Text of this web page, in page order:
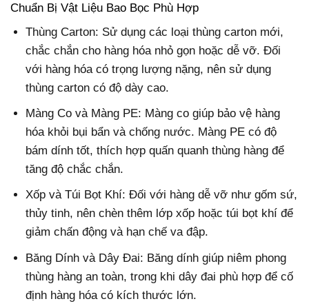
Chuẩn Bị Vật Liệu Bao Bọc Phù Hợp
Thùng Carton: Sử dụng các loại thùng carton mới,
chắc chắn cho hàng hóa nhỏ gọn hoặc dễ vỡ. Đối
với hàng hóa có trọng lượng nặng, nên sử dụng
thùng carton có độ dày cao.
Màng Co và Màng PE: Màng co giúp bảo vệ hàng
hóa khỏi bụi bẩn và chống nước. Màng PE có độ
bám dính tốt, thích hợp quấn quanh thùng hàng để
tăng độ chắc chắn.
Xốp và Túi Bọt Khí: Đối với hàng dễ vỡ như gốm sứ,
thủy tinh, nên chèn thêm lớp xốp hoặc túi bọt khí để
giảm chấn động và hạn chế va đập.
Băng Dính và Dây Đai: Băng dính giúp niêm phong
thùng hàng an toàn, trong khi dây đai phù hợp để cố
định hàng hóa có kích thước lớn.